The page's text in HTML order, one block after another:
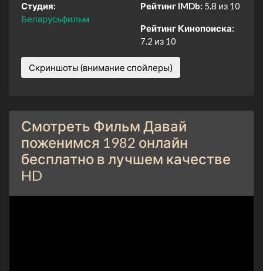
Студия:
Беларусьфильм
Рейтинг IMDb: 5.8 из 10
Рейтинг Кинопоиска:
7.2 из 10
Скриншоты (внимание спойлеры)
Смотреть Фильм Давай
поженимся 1982 онлайн
бесплатно в лучшем качестве
HD